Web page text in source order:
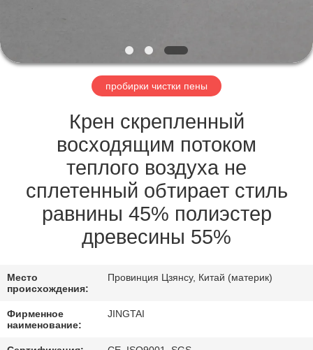
ЗАВОДУ
КОНТРОЛЬ
КАЧЕСТВА
СВЯЖИТЕСЬ
НОВОСТИ
ЗАПРОСИТЕ
ЦИТАТУ
пробирки чистки пены
Крен скрепленный
восходящим потоком
теплого воздуха не
сплетенный обтирает стиль
равнины 45% полиэстер
древесины 55%
Место
происхождения:
Провинция Цзянсу, Китай (материк)
Фирменное
наименование:
JINGTAI